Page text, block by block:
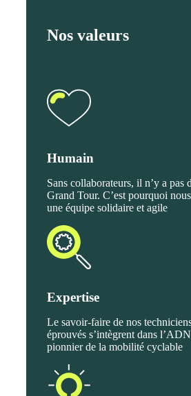
Nos valeurs
Humain
Sans collaborateurs, il n’y a pas
Grand Tour. C’est pourquoi
une équipe solidaire et agile
Expertise
Le savoir-faire de nos
éprouvés s’intègrent dans
pionnier de la mobilité cyclable